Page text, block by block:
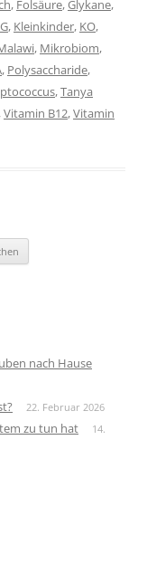
, Folsäure,Glykane,
, Kleinkinder, KO,
, Mikrobiom,
, Polysaccharide,
,Tanya
,Vitamin B12,Vitamin
nach Hause
22. Februar 2026
zu tun hat
14.